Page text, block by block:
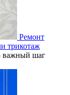
Ремонт
трикотаж
важный шаг